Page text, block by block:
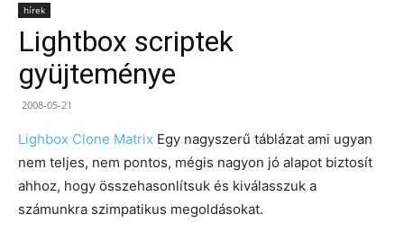
hírek
Lightbox scriptek
gyüjteménye
2008-05-21
Lighbox Clone Matrix Egy nagyszerű táblázat ami ugyan
nem teljes, nem pontos, mégis nagyon jó alapot biztosít
ahhoz, hogy összehasonlítsuk és kiválasszuk a
számunkra szimpatikus megoldásokat.